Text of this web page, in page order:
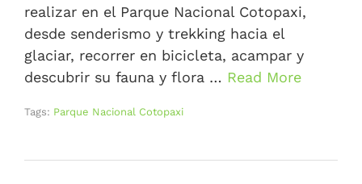
realizar en el Parque Nacional Cotopaxi,
desde senderismo y trekking hacia el
glaciar, recorrer en bicicleta, acampar y
descubrir su fauna y flora … Read More
Tags: Parque Nacional Cotopaxi